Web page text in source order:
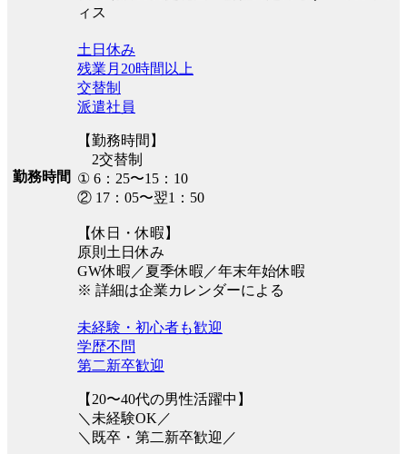
ィス
勤務時間
土日休み
残業月20時間以上
交替制
派遣社員
【勤務時間】
2交替制
① 6：25〜15：10
② 17：05〜翌1：50
【休日・休暇】
原則土日休み
GW休暇／夏季休暇／年末年始休暇
※ 詳細は企業カレンダーによる
未経験・初心者も歓迎
学歴不問
第二新卒歓迎
【20〜40代の男性活躍中】
＼未経験OK／
＼既卒・第二新卒歓迎／